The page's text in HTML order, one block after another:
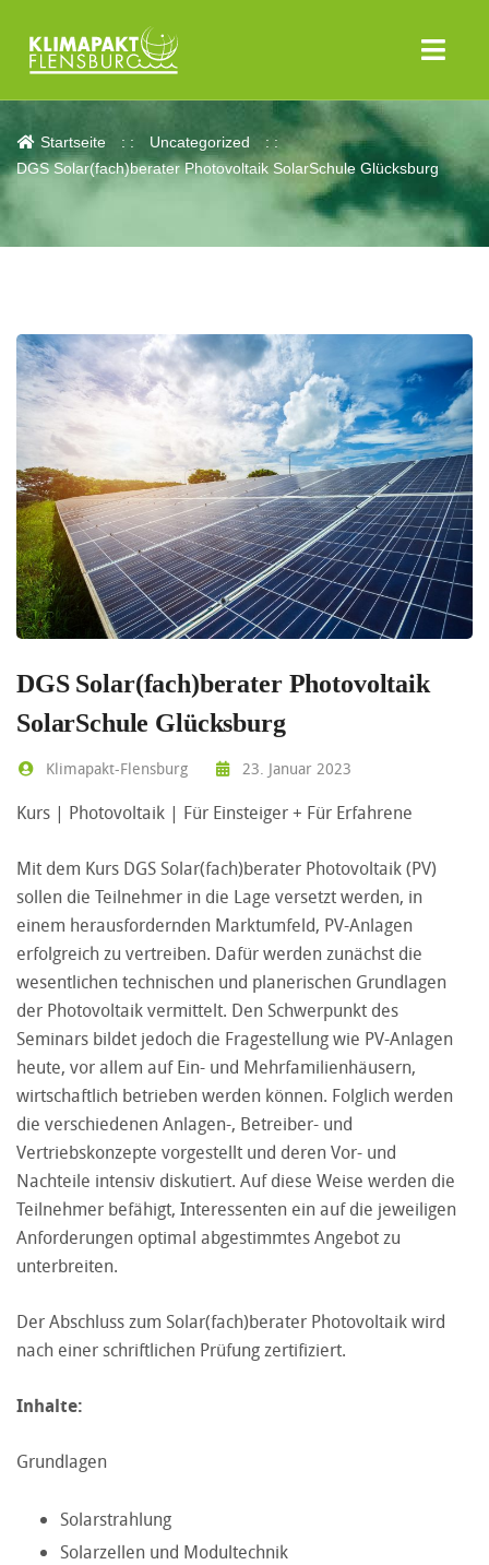
Aktuelles
Startseite
Uncategorized
DGS Solar(fach)berater Photovoltaik SolarSchule Glücksburg
DGS Solar(fach)berater Photovoltaik
SolarSchule Glücksburg
Klimapakt-Flensburg 23. Januar 2023
Kurs | Photovoltaik | Für Einsteiger + Für Erfahrene
Mit dem Kurs DGS Solar(fach)berater Photovoltaik (PV)
sollen die Teilnehmer in die Lage versetzt werden, in
einem herausfordernden Marktumfeld, PV-Anlagen
erfolgreich zu vertreiben. Dafür werden zunächst die
wesentlichen technischen und planerischen Grundlagen
der Photovoltaik vermittelt. Den Schwerpunkt des
Seminars bildet jedoch die Fragestellung wie PV-Anlagen
heute, vor allem auf Ein- und Mehrfamilienhäusern,
wirtschaftlich betrieben werden können. Folglich werden
die verschiedenen Anlagen-, Betreiber- und
Vertriebskonzepte vorgestellt und deren Vor- und
Nachteile intensiv diskutiert. Auf diese Weise werden die
Teilnehmer befähigt, Interessenten ein auf die jeweiligen
Anforderungen optimal abgestimmtes Angebot zu
unterbreiten.
Der Abschluss zum Solar(fach)berater Photovoltaik wird
nach einer schriftlichen Prüfung zertifiziert.
Inhalte:
Grundlagen
Solarstrahlung
Solarzellen und Modultechnik